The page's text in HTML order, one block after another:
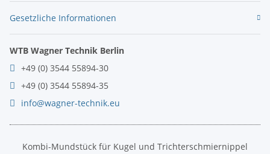
Gesetzliche Informationen
WTB Wagner Technik Berlin
+49 (0) 3544 55894-30
+49 (0) 3544 55894-35
info@wagner-technik.eu
Kombi-Mundstück für Kugel und Trichterschmiernippel